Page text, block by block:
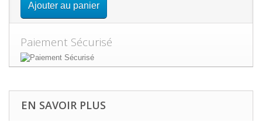
Ajouter au panier
Paiement Sécurisé
EN SAVOIR PLUS